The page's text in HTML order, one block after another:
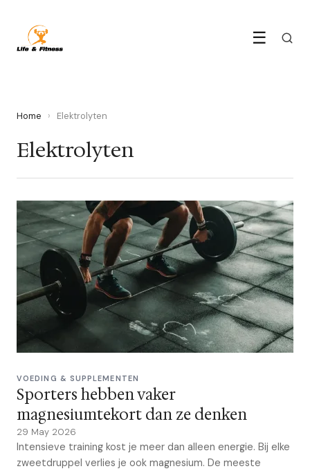
☰
Home › Elektrolyten
Elektrolyten
VOEDING & SUPPLEMENTEN
Sporters hebben vaker
magnesiumtekort dan ze denken
29 May 2026
Intensieve training kost je meer dan alleen energie. Bij elke
zweetdruppel verlies je ook magnesium. De meeste